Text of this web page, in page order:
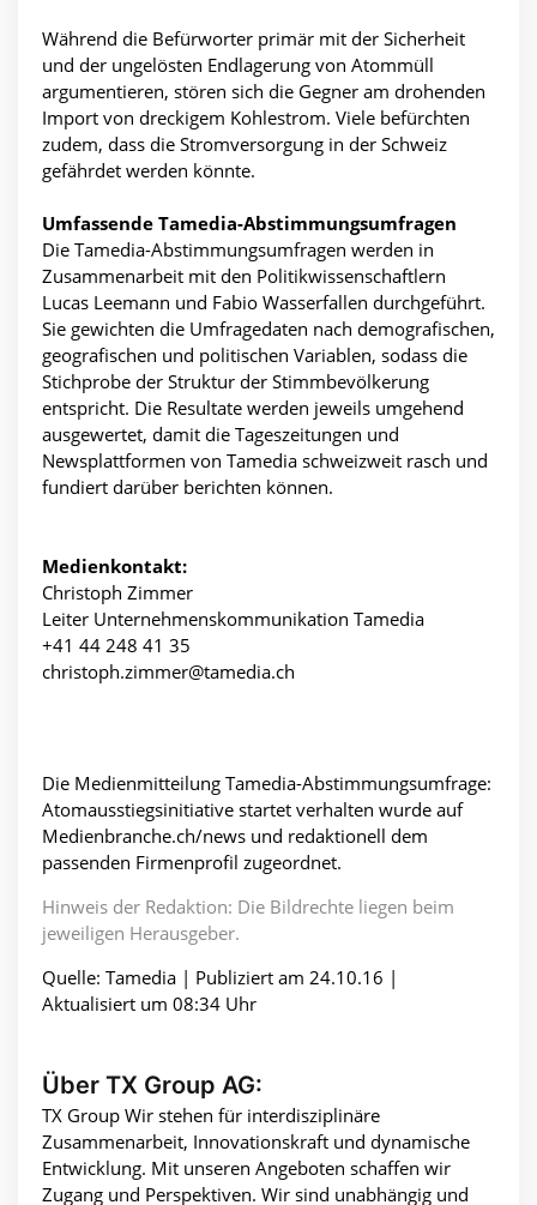
Während die Befürworter primär mit der Sicherheit
und der ungelösten Endlagerung von Atommüll
argumentieren, stören sich die Gegner am drohenden
Import von dreckigem Kohlestrom. Viele befürchten
zudem, dass die Stromversorgung in der Schweiz
gefährdet werden könnte.
Umfassende Tamedia-Abstimmungsumfragen
Die Tamedia-Abstimmungsumfragen werden in
Zusammenarbeit mit den Politikwissenschaftlern
Lucas Leemann und Fabio Wasserfallen durchgeführt.
Sie gewichten die Umfragedaten nach demografischen,
geografischen und politischen Variablen, sodass die
Stichprobe der Struktur der Stimmbevölkerung
entspricht. Die Resultate werden jeweils umgehend
ausgewertet, damit die Tageszeitungen und
Newsplattformen von Tamedia schweizweit rasch und
fundiert darüber berichten können.
Medienkontakt:
Christoph Zimmer
Leiter Unternehmenskommunikation Tamedia
+41 44 248 41 35
christoph.zimmer@tamedia.ch
Die Medienmitteilung Tamedia-Abstimmungsumfrage:
Atomausstiegsinitiative startet verhalten wurde auf
Medienbranche.ch/news und redaktionell dem
passenden Firmenprofil zugeordnet.
Hinweis der Redaktion: Die Bildrechte liegen beim
jeweiligen Herausgeber.
Quelle: Tamedia | Publiziert am 24.10.16 |
Aktualisiert um 08:34 Uhr
Über TX Group AG:
TX Group Wir stehen für interdisziplinäre
Zusammenarbeit, Innovationskraft und dynamische
Entwicklung. Mit unseren Angeboten schaffen wir
Zugang und Perspektiven. Wir sind unabhängig und